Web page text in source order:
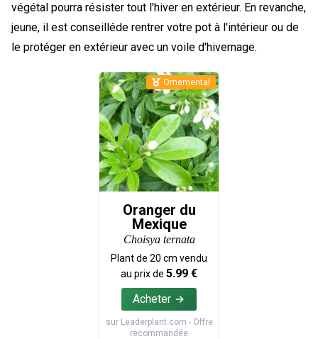
végétal pourra résister tout l'hiver en extérieur. En revanche,
jeune, il est conseilléde rentrer votre pot à l'intérieur ou de
le protéger en extérieur avec un voile d'hivernage.
Oranger du
Mexique
Choisya ternata
Plant de 20 cm vendu
au prix de 5.99 €
Acheter
sur Leaderplant.com - Offre
recommandée
Ornemental